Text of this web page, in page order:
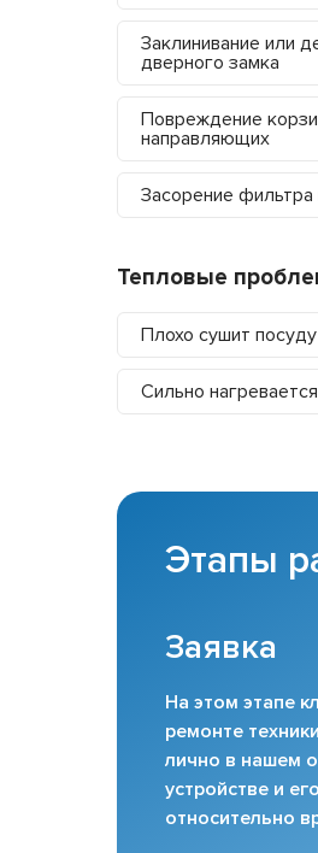
Заклинивание или
дверного замка
Повреждение
направляющих
Засорение
Тепловые
Плохо сушит посуду
Сильно нагревается
Этапы
Заявка
На этом этапе
ремонте
лично в нашем
устройстве и
относительно